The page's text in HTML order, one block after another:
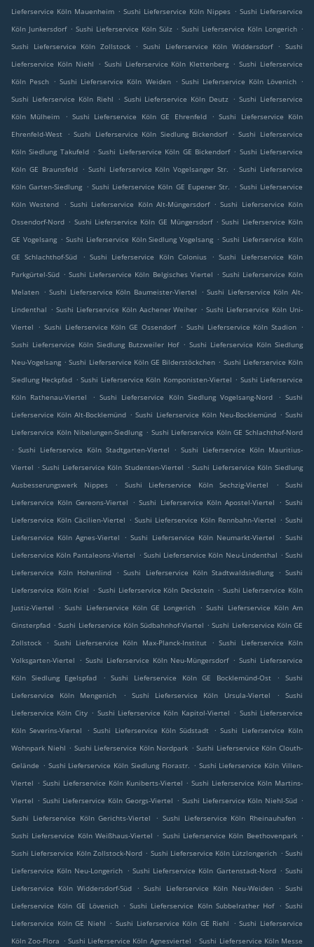
Lieferservice Köln Mauenheim . Sushi Lieferservice Köln Nippes . Sushi Lieferservice
Köln Junkersdorf . Sushi Lieferservice Köln Sülz . Sushi Lieferservice Köln Longerich .
Sushi Lieferservice Köln Zollstock
. Sushi Lieferservice Köln Widdersdorf . Sushi
Lieferservice Köln Niehl
. Sushi Lieferservice Köln Klettenberg . Sushi Lieferservice
Köln Pesch . Sushi Lieferservice Köln Weiden . Sushi Lieferservice Köln Lövenich .
Sushi Lieferservice Köln Riehl
. Sushi Lieferservice Köln Deutz . Sushi Lieferservice
Köln Mülheim
. Sushi Lieferservice Köln GE Ehrenfeld . Sushi Lieferservice Köln
Ehrenfeld-West
. Sushi Lieferservice Köln Siedlung Bickendorf . Sushi Lieferservice
Köln Siedlung Takufeld . Sushi Lieferservice Köln GE Bickendorf . Sushi Lieferservice
Köln GE Braunsfeld . Sushi Lieferservice Köln Vogelsanger Str. . Sushi Lieferservice
Köln Garten-Siedlung . Sushi Lieferservice Köln GE Eupener Str. . Sushi Lieferservice
Köln Westend
. Sushi Lieferservice Köln Alt-Müngersdorf . Sushi Lieferservice Köln
Ossendorf-Nord . Sushi Lieferservice Köln GE Müngersdorf . Sushi Lieferservice Köln
GE Vogelsang . Sushi Lieferservice Köln Siedlung Vogelsang . Sushi Lieferservice Köln
GE Schlachthof-Süd
. Sushi Lieferservice Köln Colonius . Sushi Lieferservice Köln
Parkgürtel-Süd . Sushi Lieferservice Köln Belgisches Viertel . Sushi Lieferservice Köln
Melaten . Sushi Lieferservice Köln Baumeister-Viertel . Sushi Lieferservice Köln Alt-
Lindenthal . Sushi Lieferservice Köln Aachener Weiher . Sushi Lieferservice Köln Uni-
Viertel
. Sushi Lieferservice Köln GE Ossendorf . Sushi Lieferservice Köln Stadion .
Sushi Lieferservice Köln Siedlung Butzweiler Hof . Sushi Lieferservice Köln Siedlung
Neu-Vogelsang . Sushi Lieferservice Köln GE Bilderstöckchen . Sushi Lieferservice Köln
Siedlung Heckpfad . Sushi Lieferservice Köln Komponisten-Viertel . Sushi Lieferservice
Köln Rathenau-Viertel
. Sushi Lieferservice Köln Siedlung Vogelsang-Nord . Sushi
Lieferservice Köln Alt-Bocklemünd . Sushi Lieferservice Köln Neu-Bocklemünd . Sushi
Lieferservice Köln Nibelungen-Siedlung . Sushi Lieferservice Köln GE Schlachthof-Nord
. Sushi Lieferservice Köln Stadtgarten-Viertel . Sushi Lieferservice Köln Mauritius-
Viertel . Sushi Lieferservice Köln Studenten-Viertel . Sushi Lieferservice Köln Siedlung
Ausbesserungswerk Nippes
. Sushi Lieferservice Köln Sechzig-Viertel .
Sushi
Lieferservice Köln Gereons-Viertel
. Sushi Lieferservice Köln Apostel-Viertel . Sushi
Lieferservice Köln Cäcilien-Viertel . Sushi Lieferservice Köln Rennbahn-Viertel . Sushi
Lieferservice Köln Agnes-Viertel
. Sushi Lieferservice Köln Neumarkt-Viertel . Sushi
Lieferservice Köln Pantaleons-Viertel . Sushi Lieferservice Köln Neu-Lindenthal . Sushi
Lieferservice Köln Hohenlind
. Sushi Lieferservice Köln Stadtwaldsiedlung . Sushi
Lieferservice Köln Kriel . Sushi Lieferservice Köln Deckstein . Sushi Lieferservice Köln
Justiz-Viertel
. Sushi Lieferservice Köln GE Longerich . Sushi Lieferservice Köln Am
Ginsterpfad . Sushi Lieferservice Köln Südbahnhof-Viertel . Sushi Lieferservice Köln GE
Zollstock
. Sushi Lieferservice Köln Max-Planck-Institut . Sushi Lieferservice Köln
Volksgarten-Viertel
. Sushi Lieferservice Köln Neu-Müngersdorf . Sushi Lieferservice
Köln Siedlung Egelspfad
. Sushi Lieferservice Köln GE Bocklemünd-Ost .
Sushi
Lieferservice Köln Mengenich
. Sushi Lieferservice Köln Ursula-Viertel .
Sushi
Lieferservice Köln City . Sushi Lieferservice Köln Kapitol-Viertel . Sushi Lieferservice
Köln Severins-Viertel
. Sushi Lieferservice Köln Südstadt . Sushi Lieferservice Köln
Wohnpark Niehl . Sushi Lieferservice Köln Nordpark . Sushi Lieferservice Köln Clouth-
Gelände . Sushi Lieferservice Köln Siedlung Florastr. . Sushi Lieferservice Köln Villen-
Viertel . Sushi Lieferservice Köln Kuniberts-Viertel . Sushi Lieferservice Köln Martins-
Viertel . Sushi Lieferservice Köln Georgs-Viertel . Sushi Lieferservice Köln Niehl-Süd .
Sushi Lieferservice Köln Gerichts-Viertel
. Sushi Lieferservice Köln Rheinauhafen
.
Sushi Lieferservice Köln Weißhaus-Viertel . Sushi Lieferservice Köln Beethovenpark .
Sushi Lieferservice Köln Zollstock-Nord . Sushi Lieferservice Köln Lützlongerich . Sushi
Lieferservice Köln Neu-Longerich . Sushi Lieferservice Köln Gartenstadt-Nord . Sushi
Lieferservice Köln Widdersdorf-Süd
. Sushi Lieferservice Köln Neu-Weiden . Sushi
Lieferservice Köln GE Lövenich . Sushi Lieferservice Köln Subbelrather Hof . Sushi
Lieferservice Köln GE Niehl . Sushi Lieferservice Köln GE Riehl . Sushi Lieferservice
Köln Zoo-Flora . Sushi Lieferservice Köln Agnesviertel . Sushi Lieferservice Köln Messe